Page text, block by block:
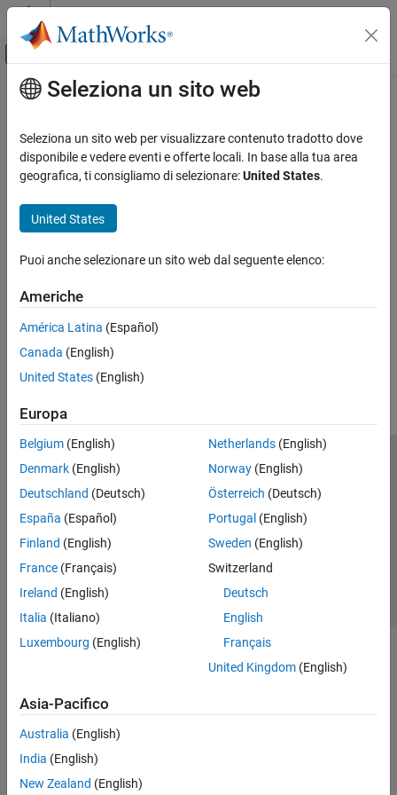
Vai al contenuto
Attiva/disattiva menu di navigazione
Pagina iniziale della documentazione
Contenuto principale
Seleziona un sito web
Seleziona un sito web per visualizzare contenuto tradotto dove
disponibile e vedere eventi e offerte locali. In base alla tua area
geografica, ti consigliamo di selezionare:United States.
United States
Puoi anche selezionare un sito web dal seguente elenco:
Americhe
América Latina (Español)
Canada (English)
United States (English)
Europa
Belgium (English)
Denmark (English)
Deutschland (Deutsch)
España (Español)
Finland (English)
France (Français)
Ireland (English)
Italia (Italiano)
Luxembourg (English)
Netherlands(English)
Norway(English)
Österreich (Deutsch)
Portugal (English)
Sweden (English)
Switzerland
Deutsch
English
Français
United Kingdom(English)
Asia-Pacifico
Australia (English)
India (English)
New Zealand (English)
Centro di fiducia
Informativa sulla privacy
Antipirateria
Stato dell'applicazione
Contatti
© 1994-2026 The MathWorks, Inc.